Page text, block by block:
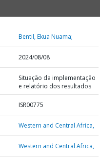
Bentil, Ekua Nuama;
2024/08/08
Situação da implementação
e relatório dos resultados
ISR00775
Western and Central Africa,
Western and Central Africa,